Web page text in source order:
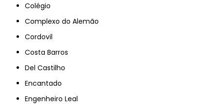
Colégio
Complexo do Alemão
Cordovil
Costa Barros
Del Castilho
Encantado
Engenheiro Leal